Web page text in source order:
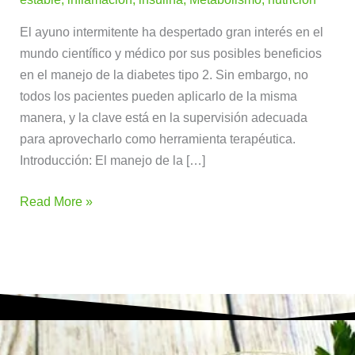
El ayuno intermitente ha despertado gran interés en el
mundo científico y médico por sus posibles beneficios
en el manejo de la diabetes tipo 2. Sin embargo, no
todos los pacientes pueden aplicarlo de la misma
manera, y la clave está en la supervisión adecuada
para aprovecharlo como herramienta terapéutica.
Introducción: El manejo de la […]
Read More »